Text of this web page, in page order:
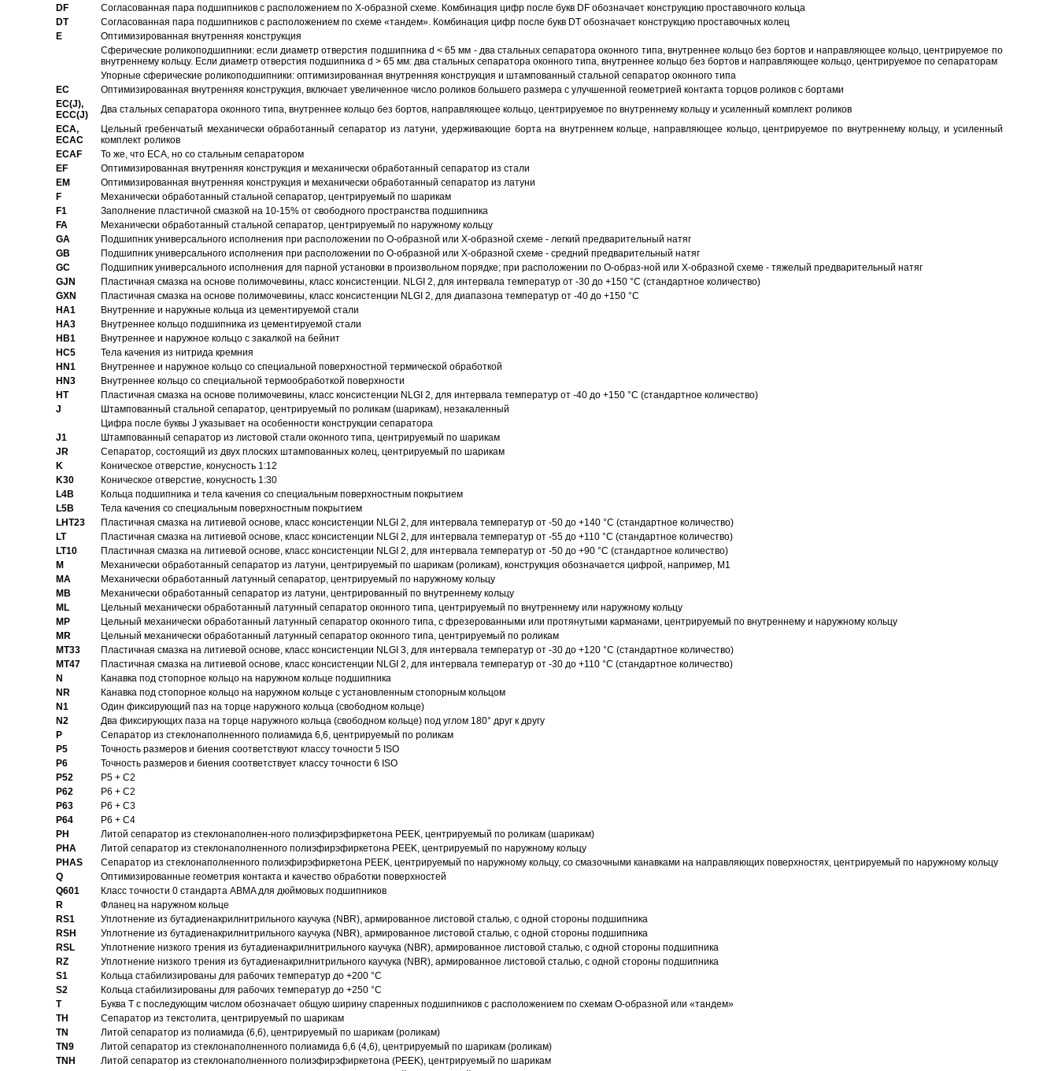
DF
Согласованная пара подшипников с расположением по Х-образной схеме. Комбинация цифр после букв DF обозначает конструкцию проставочного кольца
DT
Согласованная пара подшипников с расположением по схеме «тандем». Комбинация цифр после букв DT обозначает конструкцию проставочных колец
E
Оптимизированная внутренняя конструкция
Сферические роликоподшипники: если диаметр отверстия подшипника d < 65 мм - два стальных сепаратора оконного типа, внутреннее кольцо без бортов и направляющее кольцо, центрируемое по
внутреннему кольцу. Если диаметр отверстия подшипника d > 65 мм: два стальных сепаратора оконного типа, внутреннее кольцо без бортов и направляющее кольцо, центрируемое по сепараторам
Упорные сферические роликоподшипники: оптимизированная внутренняя конструкция и штампованный стальной сепаратор оконного типа
EC
Oптимизированная внутренняя конструкция, включает увеличенное число роликов большего размера с улучшенной геометрией контакта торцов роликов с бортами
EC(J),
ECC(J)
Два стальных сепаратора оконного типа, внутреннее кольцо без бортов, направляющее кольцо, центрируемое по внутреннему кольцу и усиленный комплект роликов
ECA,
ECAC
Цельный гребенчатый механически обработанный сепаратор из латуни, удерживающие борта на внутреннем кольце, направляющее кольцо, центрируемое по внутреннему кольцу, и усиленный
комплект роликов
ECAF
То же, что ECA, но со стальным сепаратором
EF
Оптимизированная внутренняя конструкция и механически обработанный сепаратор из стали
EM
Оптимизированная внутренняя конструкция и механически обработанный сепаратор из латуни
F
Механически обработанный стальной сепаратор, центрируемый по шарикам
F1
Заполнение пластичной смазкой на 10-15% от свободного пространства подшипника
FA
Механически обработанный стальной сепаратор, центрируемый по наружному кольцу
GA
Подшипник универсального исполнения при расположении по О-образной или Х-образной схеме - легкий предварительный натяг
GB
Подшипник универсального исполнения при расположении по О-образной или Х-образной схеме - средний предварительный натяг
GC
Подшипник универсального исполнения для парной установки в произвольном порядке; при расположении по О-образ-ной или Х-образной схеме - тяжелый предварительный натяг
GJN
Пластичная смазка на основе полимочевины, класс консистенции. NLGI 2, для интервала температур от -30 до +150 °C (стандартное количество)
GXN
Пластичная смазка на основе полимочевины, класс консистенции NLGI 2, для диапазона температур от -40 до +150 °C
HA1
Внутренние и наружные кольца из цементируемой стали
HA3
Bнутреннее кольцо подшипника из цементируемой стали
HB1
Bнутреннее и наружное кольцо с закалкой на бейнит
HC5
Тела качения из нитрида кремния
HN1
Bнутреннее и наружное кольцо со специальной поверхностной термической обработкой
HN3
Внутреннее кольцо со специальной термообработкой поверхности
HT
Пластичная смазка на основе полимочевины, класс консистенции NLGI 2, для интервала температур от -40 до +150 °C (стандартное количество)
J
Штампованный стальной сепаратор, центрируемый по роликам (шарикам), незакаленный
Цифра после буквы J указывает на особенности конструкции сепаратора
J1
Штампованный сепаратор из листовой стали оконного типа, центрируемый по шарикам
JR
Сепаратор, состоящий из двух плоских штампованных колец, центрируемый по шарикам
K
Коническое отверстие, конусность 1:12
K30
Коническое отверстие, конусность 1:30
L4B
Кольца подшипника и тела качения со специальным поверхностным покрытием
L5B
Тела качения со специальным поверхностным покрытием
LHT23
Пластичная смазка на литиевой основе, класс консистенции NLGI 2, для интервала температур от -50 до +140 °C (стандартное количество)
LT
Пластичная смазка на литиевой основе, класс консистенции NLGI 2, для интервала температур от -55 до +110 °C (стандартное количество)
LT10
Пластичная смазка на литиевой основе, класс консистенции NLGI 2, для интервала температур от -50 до +90 °C (стандартное количество)
M
Механически обработанный сепаратор из латуни, центрируемый по шарикам (роликам), конструкция обозначается цифрой, например, M1
MA
Механически обработанный латунный сепаратор, центрируемый по наружному кольцу
MB
Механически обработанный сепаратор из латуни, центрированный по внутреннему кольцу
ML
Цельный механически обработанный латунный сепаратор оконного типа, центрируемый по внутреннему или наружному кольцу
MP
Цельный механически обработанный латунный сепаратор оконного типа, с фрезерованными или протянутыми карманами, центрируемый по внутреннему и наружному кольцу
MR
Цельный механически обработанный латунный сепаратор оконного типа, центрируемый по роликам
MT33
Пластичная смазка на литиевой основе, класс консистенции NLGI 3, для интервала температур от -30 до +120 °C (стандартное количество)
MT47
Пластичная смазка на литиевой основе, класс консистенции NLGI 2, для интервала температур от -30 до +110 °C (стандартное количество)
N
Канавка под стопорное кольцо на наружном кольце подшипника
NR
Канавка под стопорное кольцо на наружном кольце с установленным стопорным кольцом
N1
Один фиксирующий паз на торце наружного кольца (свободном кольце)
N2
Два фиксирующих паза на торце наружного кольца (свободном кольце) под углом 180° друг к другу
P
Cепаратор из стеклонаполненного полиамида 6,6, центрируемый по роликам
P5
Точность размеров и биения соответствуют классу точности 5 ISO
P6
Точность размеров и биения соответствует классу точности 6 ISO
P52
P5 + C2
P62
P6 + C2
P63
P6 + C3
P64
P6 + C4
PH
Литой сепаратор из стеклонаполнен-ного полиэфирэфиркетона PEEK, центрируемый по роликам (шарикам)
PHA
Литой сепаратор из стеклонаполненного полиэфирэфиркетона PEEK, центрируемый по наружному кольцу
PHAS
Сепаратор из стеклонаполненного полиэфирэфиркетона PEEK, центрируемый по наружному кольцу, со смазочными канавками на направляющих поверхностях, центрируемый по наружному кольцу
Q
Оптимизированные геометрия контакта и качество обработки поверхностей
Q601
Класс точности 0 стандарта ABMA для дюймовых подшипников
R
Фланец на наружном кольце
RS1
Уплотнение из бутадиенакрилнитрильного каучука (NBR), армированное листовой сталью, с одной стороны подшипника
RSH
Уплотнение из бутадиенакрилнитрильного каучука (NBR), армированное листовой сталью, с одной стороны подшипника
RSL
Уплотнение низкого трения из бутадиенакрилнитрильного каучука (NBR), армированное листовой сталью, с одной стороны подшипника
RZ
Уплотнение низкого трения из бутадиенакрилнитрильного каучука (NBR), армированное листовой сталью, с одной стороны подшипника
S1
Кольца стабилизированы для рабочих температур до +200 °C
S2
Кольца стабилизированы для рабочих температур до +250 °C
T
Буква T с последующим числом обозначает общую ширину спаренных подшипников с расположением по схемам О-образной или «тандем»
TH
Сепаратор из текстолита, центрируемый по шарикам
TN
Литой сепаратор из полиамида (6,6), центрируемый по шарикам (роликам)
TN9
Литой сепаратор из стеклонаполненного полиамида 6,6 (4,6), центрируемый по шарикам (роликам)
TNH
Литой сепаратор из стеклонаполненного полиэфирэфиркетона (PEEK), центрируемый по шарикам